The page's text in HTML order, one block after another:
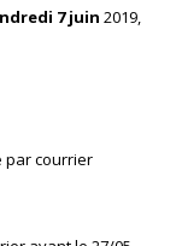
7 juin 2019,
par courrier